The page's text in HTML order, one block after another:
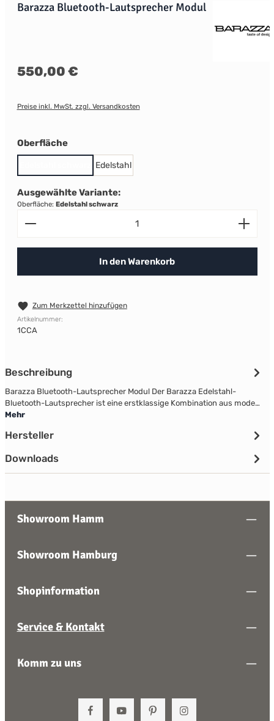
Barazza Bluetooth-Lautsprecher Modul
Regulärer Preis:
550,00 €
Preise inkl. MwSt. zzgl. Versandkosten
Oberflächeauswählen
Edelstahl
Ausgewählte Variante:
Oberfläche: Edelstahl schwarz
Produkt Anzahl: Gib den gewünschten Wert ein
In den Warenkorb
Zum Merkzettel hinzufügen
Artikelnummer:
1CCA
Beschreibung
Barazza Bluetooth-Lautsprecher Modul Der Barazza Edelstahl-
Bluetooth-Lautsprecher ist eine erstklassige Kombination aus mode…
Mehr
Hersteller
Downloads
Showroom Hamm
Showroom Hamburg
Shopinformation
Service & Kontakt
Komm zu uns